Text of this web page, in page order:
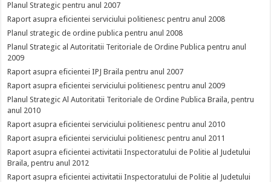
Planul Strategic pentru anul 2007
Raport asupra eficientei serviciului politienesc pentru anul 2008
Planul strategic de ordine publica pentru anul 2008
Planul Strategic al Autoritatii Teritoriale de Ordine Publica pentru anul
2009
Raport asupra eficientei IPJ Braila pentru anul 2007
Raport asupra eficientei serviciului politienesc pentru anul 2009
Planul Strategic Al Autoritatii Teritoriale de Ordine Publica Braila, pentru
anul 2010
Raport asupra eficientei serviciului politienesc pentru anul 2010
Raport asupra eficientei serviciului politienesc pentru anul 2011
Raport asupra eficientei activitatii Inspectoratului de Politie al Judetului
Braila, pentru anul 2012
Raport asupra eficientei activitatii Inspectoratului de Politie al Judetului